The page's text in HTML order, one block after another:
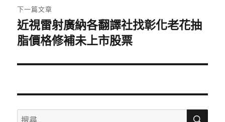
章:
下一篇文章
下
一
文
近視雷射廣納各翻譯社找彰化老花抽
脂價格修補未上市股票
搜
搜